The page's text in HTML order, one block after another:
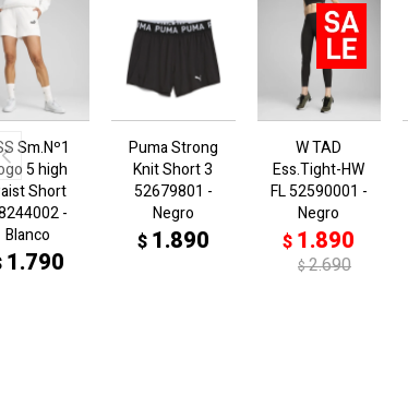
Sm.Nº1
5 high
Short
-
Blanco
1.790
Puma Strong
Knit Short 3
52679801 -
Negro
$ 1.890
W TAD
Ess.Tight-HW
FL 52590001 -
Negro
$ 1.890
$2.690